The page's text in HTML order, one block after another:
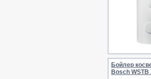
Бойлер
Bosch WSTB